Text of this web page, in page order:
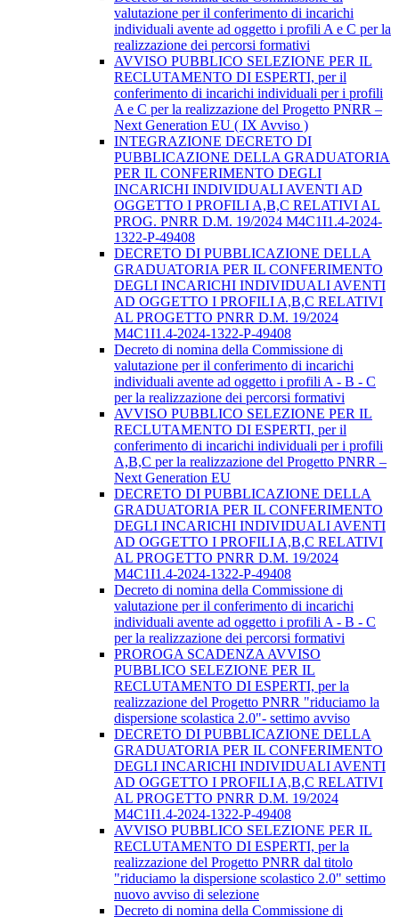
valutazione per il conferimento di incarichi
individuali avente ad oggetto i profili A e C per la
realizzazione dei percorsi formativi
AVVISO PUBBLICO SELEZIONE PER IL
RECLUTAMENTO DI ESPERTI, per il
conferimento di incarichi individuali per i profili
A e C per la realizzazione del Progetto PNRR –
Next Generation EU ( IX Avviso )
INTEGRAZIONE DECRETO DI
PUBBLICAZIONE DELLA GRADUATORIA
PER IL CONFERIMENTO DEGLI
INCARICHI INDIVIDUALI AVENTI AD
OGGETTO I PROFILI A,B,C RELATIVI AL
PROG. PNRR D.M. 19/2024 M4C1I1.4-2024-
1322-P-49408
DECRETO DI PUBBLICAZIONE DELLA
GRADUATORIA PER IL CONFERIMENTO
DEGLI INCARICHI INDIVIDUALI AVENTI
AD OGGETTO I PROFILI A,B,C RELATIVI
AL PROGETTO PNRR D.M. 19/2024
M4C1I1.4-2024-1322-P-49408
Decreto di nomina della Commissione di
valutazione per il conferimento di incarichi
individuali avente ad oggetto i profili A - B - C
per la realizzazione dei percorsi formativi
AVVISO PUBBLICO SELEZIONE PER IL
RECLUTAMENTO DI ESPERTI, per il
conferimento di incarichi individuali per i profili
A,B,C per la realizzazione del Progetto PNRR –
Next Generation EU
DECRETO DI PUBBLICAZIONE DELLA
GRADUATORIA PER IL CONFERIMENTO
DEGLI INCARICHI INDIVIDUALI AVENTI
AD OGGETTO I PROFILI A,B,C RELATIVI
AL PROGETTO PNRR D.M. 19/2024
M4C1I1.4-2024-1322-P-49408
Decreto di nomina della Commissione di
valutazione per il conferimento di incarichi
individuali avente ad oggetto i profili A - B - C
per la realizzazione dei percorsi formativi
PROROGA SCADENZA AVVISO
PUBBLICO SELEZIONE PER IL
RECLUTAMENTO DI ESPERTI, per la
realizzazione del Progetto PNRR "riduciamo la
dispersione scolastica 2.0"- settimo avviso
DECRETO DI PUBBLICAZIONE DELLA
GRADUATORIA PER IL CONFERIMENTO
DEGLI INCARICHI INDIVIDUALI AVENTI
AD OGGETTO I PROFILI A,B,C RELATIVI
AL PROGETTO PNRR D.M. 19/2024
M4C1I1.4-2024-1322-P-49408
AVVISO PUBBLICO SELEZIONE PER IL
RECLUTAMENTO DI ESPERTI, per la
realizzazione del Progetto PNRR dal titolo
"riduciamo la dispersione scolastico 2.0" settimo
nuovo avviso di selezione
Decreto di nomina della Commissione di